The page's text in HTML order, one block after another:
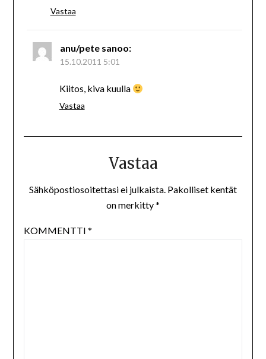
Vastaa
anu/pete sanoo:
15.10.2011 5:01
Kiitos, kiva kuulla
Vastaa
Vastaa
Sähköpostiosoitettasi ei julkaista. Pakolliset kentät
on merkitty*
KOMMENTTI *